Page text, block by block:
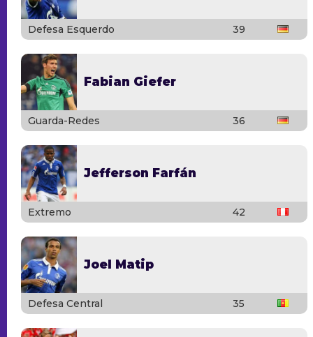
Defesa Esquerdo 39
Fabian Giefer
Guarda-Redes 36
Jefferson Farfán
Extremo 42
Joel Matip
Defesa Central 35